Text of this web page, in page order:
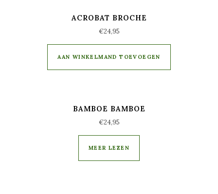
ACROBAT BROCHE
€24,95
AAN WINKELMAND TOEVOEGEN
BAMBOE BAMBOE
€24,95
MEER LEZEN